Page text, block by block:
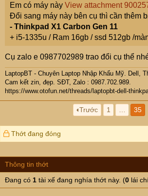
Em có máy này View attachment
Đổi sang máy này bên cụ thì cần thêm
- Thinkpad X1 Carbon Gen 11
+ i5-1335u / Ram 16gb / ssd 512gb /
Cụ zalo e 0987702989 trao đổi cụ thể
LaptopBT - Chuyên Laptop Nhập Khẩu Mỹ. Dell,
Cam kết zin, đẹp. SĐT, Zalo : 0987.702.989.
https://www.otofun.net/threads/laptopbt-dell-
Trước 1 35
Thớt đang đóng
Thông tin thớt
Đang có 1 tài xế đang nghía thớt này. (0 lái